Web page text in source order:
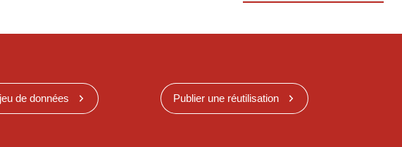
de données Publier une réutilisation